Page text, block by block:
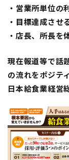
・営業所単位の
・目標達成させ
・店長、所長を
現在報道等で話
の流れをポジテ
日本給食業経営